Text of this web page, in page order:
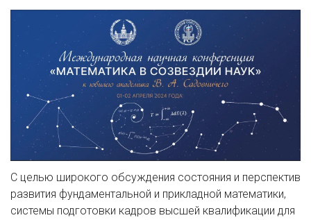
С целью широкого обсуждения состояния и перспектив
развития фундаментальной и прикладной математики,
системы подготовки кадров высшей квалификации для